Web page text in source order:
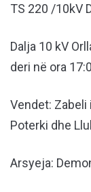
TS 220 /10kV
Dalja 10 kV
deri në ora
Vendet:
Poterki dhe
Arsyeja: